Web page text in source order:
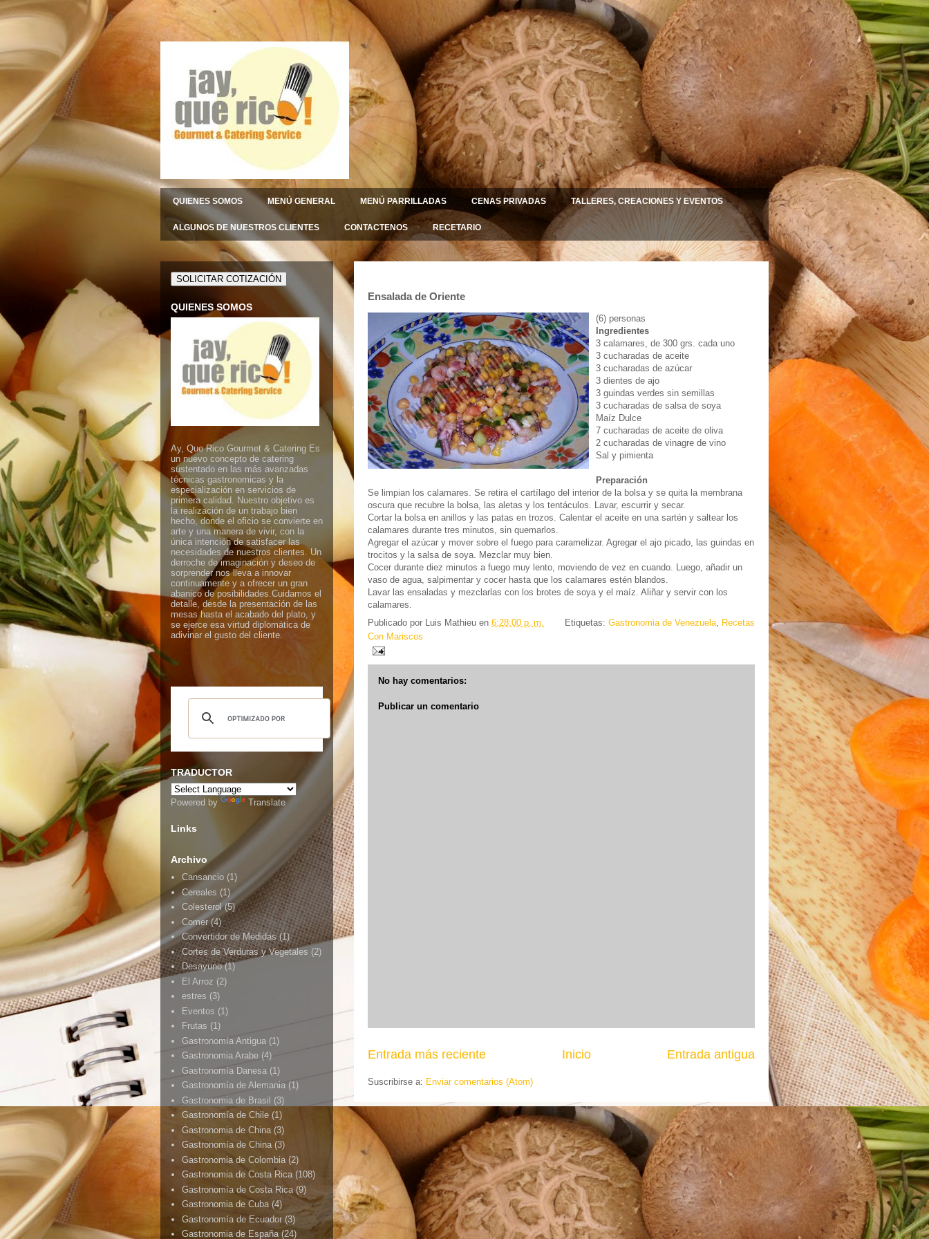
QUIENES SOMOS MENÚ GENERAL MENÚ PARRILLADAS CENAS PRIVADAS TALLERES, CREACIONES Y EVENTOS
ALGUNOS DE NUESTROS CLIENTES CONTACTENOS RECETARIO
Ensalada de Oriente
(6) personas
Ingredientes
3 calamares, de 300 grs. cada uno
3 cucharadas de aceite
3 cucharadas de azúcar
3 dientes de ajo
3 guindas verdes sin semillas
3 cucharadas de salsa de soya
Maíz Dulce
7 cucharadas de aceite de oliva
2 cucharadas de vinagre de vino
Sal y pimienta
Preparación
Se limpian los calamares. Se retira el cartílago del interior de la bolsa y se quita la membrana
oscura que recubre la bolsa, las aletas y los tentáculos. Lavar, escurrir y secar.
Cortar la bolsa en anillos y las patas en trozos. Calentar el aceite en una sartén y saltear los
calamares durante tres minutos, sin quemarlos.
Agregar el azúcar y mover sobre el fuego para caramelizar. Agregar el ajo picado, las guindas en
trocitos y la salsa de soya. Mezclar muy bien.
Cocer durante diez minutos a fuego muy lento, moviendo de vez en cuando. Luego, añadir un
vaso de agua, salpimentar y cocer hasta que los calamares estén blandos.
Lavar las ensaladas y mezclarlas con los brotes de soya y el maíz. Aliñar y servir con los
calamares.
Publicado por Luis Mathieu en 6:28:00 p. m. Etiquetas: Gastronomia de Venezuela Recetas
Con Mariscos
No hay comentarios:
Publicar un comentario
Entrada más reciente Entrada antigua
Inicio
Suscribirse a: Enviar comentarios (Atom)
QUIENES SOMOS
Ay, Que Rico Gourmet & Catering Es
un nuevo concepto de catering
sustentado en las más avanzadas
técnicas gastronomicas y la
especialización en servicios de
primera calidad. Nuestro objetivo es
la realización de un trabajo bien
hecho, donde el oficio se convierte en
arte y una manera de vivir, con la
única intención de satisfacer las
necesidades de nuestros clientes. Un
derroche de imaginación y deseo de
sorprender nos lleva a innovar
continuamente y a ofrecer un gran
abanico de posibilidades.Cuidamos el
detalle, desde la presentación de las
mesas hasta el acabado del plato, y
se ejerce esa virtud diplomática de
adivinar el gusto del cliente.
TRADUCTOR
Powered by Translate
Links
Archivo
Cansancio (1)
Cereales (1)
Colesterol (5)
Comer (4)
Convertidor de Medidas (1)
Cortes de Verduras y Vegetales (2)
Desayuno (1)
El Arroz (2)
estres (3)
Eventos (1)
Frutas (1)
Gastronomía Antigua (1)
Gastronomia Arabe (4)
Gastronomía Danesa (1)
Gastronomía de Alemania (1)
Gastronomia de Brasil (3)
Gastronomía de Chile (1)
Gastronomia de China (3)
Gastronomía de China (3)
Gastronomia de Colombia (2)
Gastronomia de Costa Rica (108)
Gastronomía de Costa Rica (9)
Gastronomia de Cuba (4)
Gastronomía de Ecuador (3)
Gastronomia de España (24)